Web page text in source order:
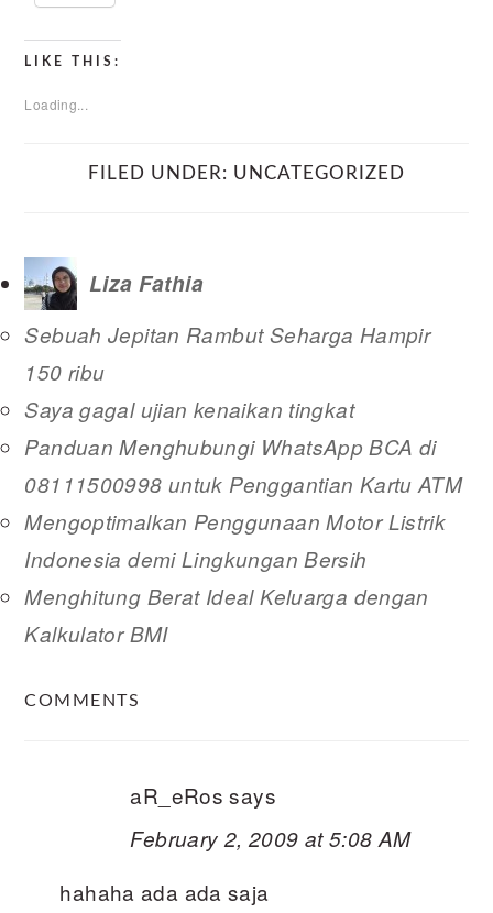
LIKE THIS:
Loading...
FILED UNDER: UNCATEGORIZED
Liza Fathia
Sebuah Jepitan Rambut Seharga Hampir
150 ribu
Saya gagal ujian kenaikan tingkat
Panduan Menghubungi WhatsApp BCA di
08111500998 untuk Penggantian Kartu ATM
Mengoptimalkan Penggunaan Motor Listrik
Indonesia demi Lingkungan Bersih
Menghitung Berat Ideal Keluarga dengan
Kalkulator BMI
COMMENTS
aR_eRos says
February 2, 2009 at 5:08 AM
hahaha ada ada saja